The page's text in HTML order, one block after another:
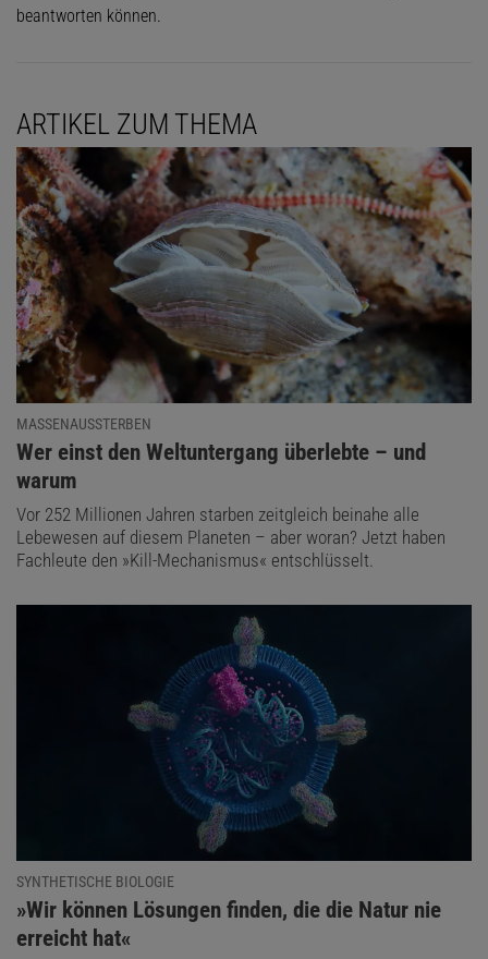
beantworten können.
ARTIKEL ZUM THEMA
MASSENAUSSTERBEN
:
Wer einst den Weltuntergang überlebte – und
warum
Vor 252 Millionen Jahren starben zeitgleich beinahe alle
Lebewesen auf diesem Planeten – aber woran? Jetzt haben
Fachleute den »Kill-Mechanismus« entschlüsselt.
SYNTHETISCHE BIOLOGIE
:
»Wir können Lösungen finden, die die Natur nie
erreicht hat«